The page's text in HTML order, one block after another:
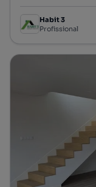
Habit 3
Profissional